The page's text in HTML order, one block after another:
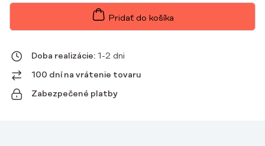
BLÚZKY
Pridať do košíka
Doba realizácie: 1-2 dni
100 dní na vrátenie tovaru
Zabezpečené platby